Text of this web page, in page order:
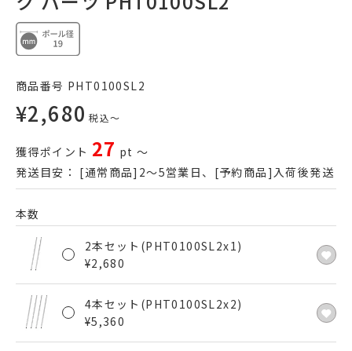
商品番号 PHT0100SL2
¥2,680 税込〜
獲得ポイント 27 pt 〜
発送目安： [通常商品]2～5営業日、[予約商品]入荷後発送
本数
2本セット(PHT0100SL2x1)
¥2,680
4本セット(PHT0100SL2x2)
¥5,360